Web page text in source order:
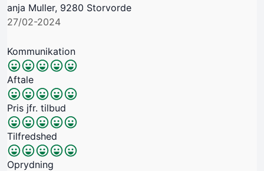
anja Muller, 9280 Storvorde
27/02-2024
Kommunikation
Aftale
Pris jfr. tilbud
Tilfredshed
Oprydning